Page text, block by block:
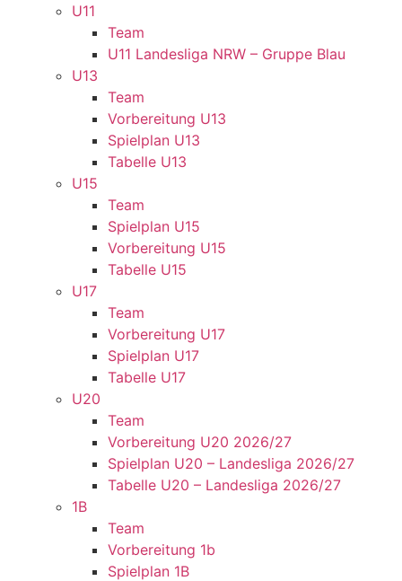
U11
Team
U11 Landesliga NRW – Gruppe Blau
U13
Team
Vorbereitung U13
Spielplan U13
Tabelle U13
U15
Team
Spielplan U15
Vorbereitung U15
Tabelle U15
U17
Team
Vorbereitung U17
Spielplan U17
Tabelle U17
U20
Team
Vorbereitung U20 2026/27
Spielplan U20 – Landesliga 2026/27
Tabelle U20 – Landesliga 2026/27
1B
Team
Vorbereitung 1b
Spielplan 1B